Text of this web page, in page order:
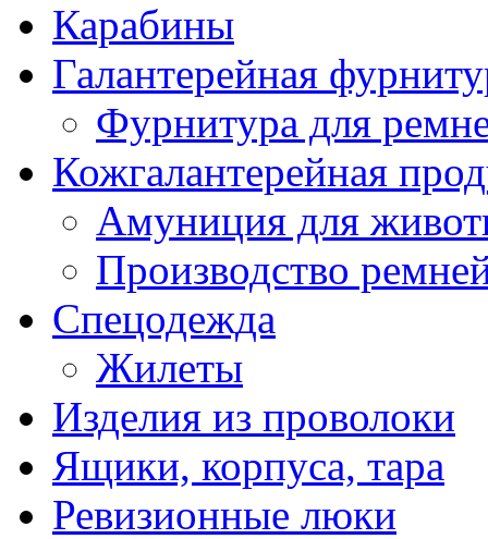
Карабины
Галантерейная
Фурнитура для
Кожгалантерейная
Амуниция для
Производство
Спецодежда
Жилеты
Изделия из проволоки
Ящики, корпуса, тара
Ревизионные люки